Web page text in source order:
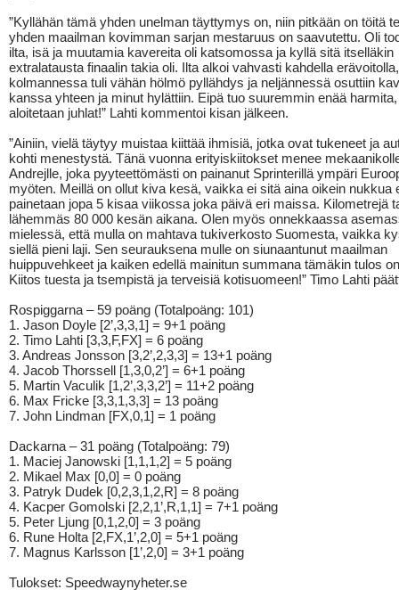
”Kyllähän tämä yhden unelman täyttymys on, niin pitkään on töitä
yhden maailman kovimman sarjan mestaruus on saavutettu. Oli
ilta, isä ja muutamia kavereita oli katsomossa ja kyllä sitä itselläkin
extralatausta finaalin takia oli. Ilta alkoi vahvasti kahdella erävoitolla,
kolmannessa tuli vähän hölmö pyllähdys ja neljännessä osuttiin
kanssa yhteen ja minut hylättiin. Eipä tuo suuremmin enää
aloitetaan juhlat!” Lahti kommentoi kisan jälkeen.
”Ainiin, vielä täytyy muistaa kiittää ihmisiä, jotka ovat tukeneet ja
kohti menestystä. Tänä vuonna erityiskiitokset menee
Andrejlle, joka pyyteettömästi on painanut Sprinterillä ympäri
myöten. Meillä on ollut kiva kesä, vaikka ei sitä aina oikein nukkua
painetaan jopa 5 kisaa viikossa joka päivä eri maissa. Kilometrejä
lähemmäs 80 000 kesän aikana. Olen myös onnekkaassa
mielessä, että mulla on mahtava tukiverkosto Suomesta, vaikka
siellä pieni laji. Sen seurauksena mulle on siunaantunut maailman
huippuvehkeet ja kaiken edellä mainitun summana tämäkin tulos
Kiitos tuesta ja tsempistä ja terveisiä kotisuomeen!” Timo Lahti
Rospiggarna – 59 poäng (Totalpoäng: 101)
1. Jason Doyle [2’,3,3,1] = 9+1 poäng
2. Timo Lahti [3,3,F,FX] = 6 poäng
3. Andreas Jonsson [3,2’,2,3,3] = 13+1 poäng
4. Jacob Thorssell [1,3,0,2’] = 6+1 poäng
5. Martin Vaculik [1,2’,3,3,2’] = 11+2 poäng
6. Max Fricke [3,3,1,3,3] = 13 poäng
7. John Lindman [FX,0,1] = 1 poäng
Dackarna – 31 poäng (Totalpoäng: 79)
1. Maciej Janowski [1,1,1,2] = 5 poäng
2. Mikael Max [0,0] = 0 poäng
3. Patryk Dudek [0,2,3,1,2,R] = 8 poäng
4. Kacper Gomolski [2,2,1’,R,1,1] = 7+1 poäng
5. Peter Ljung [0,1,2,0] = 3 poäng
6. Rune Holta [2,FX,1’,2,0] = 5+1 poäng
7. Magnus Karlsson [1’,2,0] = 3+1 poäng
Tulokset: Speedwaynyheter.se